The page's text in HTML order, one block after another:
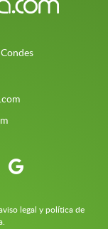
legal y política de